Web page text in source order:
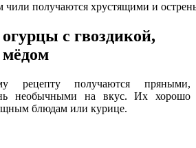
чили получаются хрустящими и
с гвоздикой,
рецепту получаются пряными,
необычными на вкус. Их хорошо
блюдам или курице.